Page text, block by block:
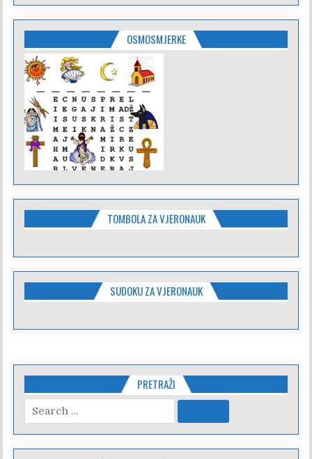
OSMOSMJERKE
TOMBOLA ZA VJERONAUK
SUDOKU ZA VJERONAUK
PRETRAŽI
for: